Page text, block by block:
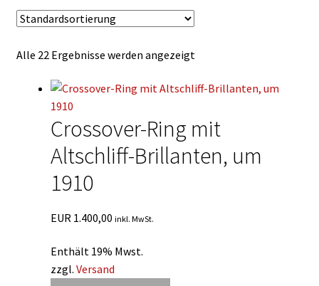
English
Alle 22 Ergebnisse werden angezeigt
Crossover-Ring mit
Altschliff-Brillanten, um
1910
EUR 1.400,00 inkl. MwSt.
Enthält 19% Mwst.
zzgl. Versand